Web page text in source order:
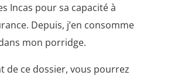
Incas pour sa capacité à
Depuis, j’en consomme
mon porridge.
de ce dossier, vous pourrez